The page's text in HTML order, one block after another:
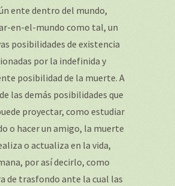
ente dentro del mundo,
en-el-mundo como tal, un
posibilidades de existencia
por la indefinida y
posibilidad de la muerte. A
las demás posibilidades que
proyectar, como estudiar
o hacer un amigo, la muerte
o actualiza en la vida,
por así decirlo, como
de trasfondo ante la cual las